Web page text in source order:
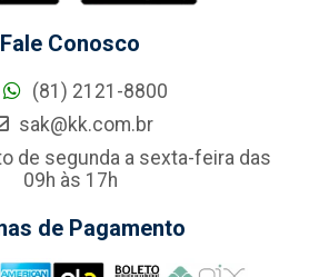
Fale Conosco
(81) 2121-8800
sak@kk.com.br
de segunda a sexta-feira das
09h às 17h
de Pagamento